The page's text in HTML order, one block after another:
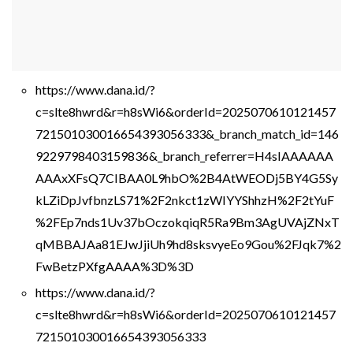
https://www.dana.id/?
c=slte8hwrd&r=h8sWi6&orderId=2025070610121457
721501030016654393056333&_branch_match_id=146
9229798403159836&_branch_referrer=H4sIAAAAAA
AAAxXFsQ7CIBAA0L9hbO%2B4AtWEODj5BY4G5Sy
kLZiDpJvfbnzLS71%2F2nkct1zWIYYShhzH%2F2tYuF
%2FEp7nds1Uv37bOczokqiqR5Ra9Bm3AgUVAjZNxT
qMBBAJAa81EJwJjiUh9hd8sksvyeEo9Gou%2FJqk7%2
FwBetzPXfgAAAA%3D%3D
https://www.dana.id/?
c=slte8hwrd&r=h8sWi6&orderId=2025070610121457
721501030016654393056333